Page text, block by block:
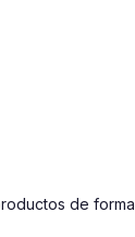
de forma